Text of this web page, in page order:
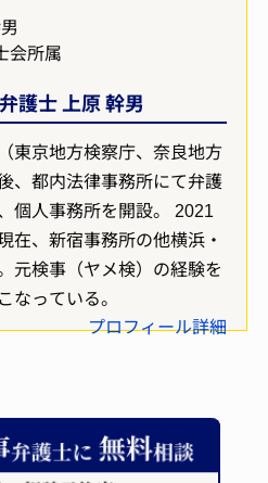
会所属
護士 上原 幹男
東京地方検察庁、奈良地方
、都内法律事務所にて弁護
個人事務所を開設。 2021
在、新宿事務所の他横浜・
元検事（ヤメ検）の経験を
なっている。
プロフィール詳細